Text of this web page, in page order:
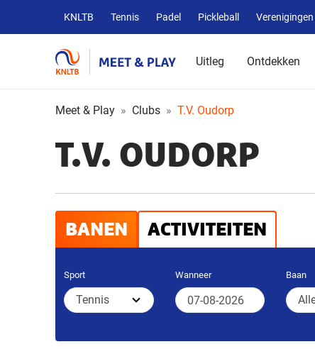
Overige
KNLTB
websites
KNLTB Tennis Padel Pickleball Verenigingen
Uitleg Ontdekken
Meet & Play Clubs T.V. Oudorp
T.V. OUDORP
BANEN ACTIVITEITEN
Sport Wanneer Baan